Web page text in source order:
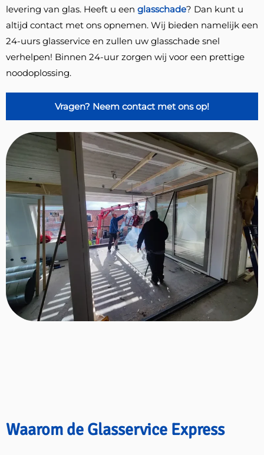
levering van glas. Heeft u een glasschade? Dan kunt u
altijd contact met ons opnemen. Wij bieden namelijk een
24-uurs glasservice en zullen uw glasschade snel
verhelpen! Binnen 24-uur zorgen wij voor een prettige
noodoplossing.
Vragen? Neem contact met ons op!
Waarom de Glasservice Express